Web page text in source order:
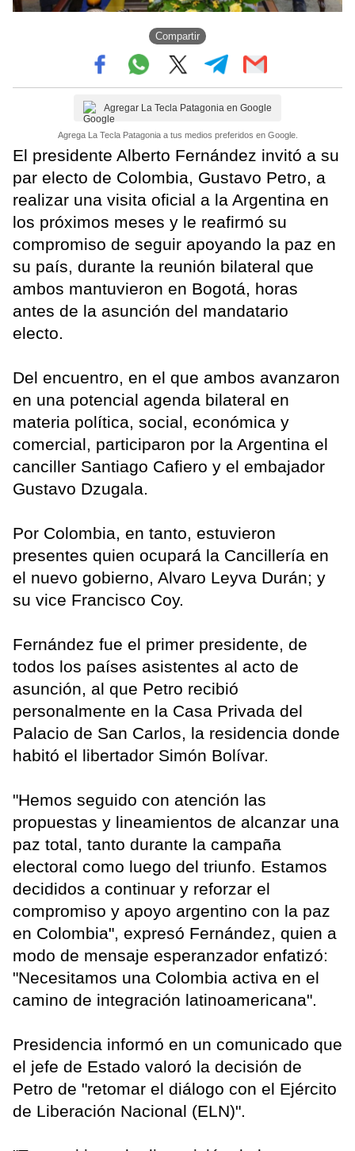
Compartir
Agregar La Tecla Patagonia en Google
Agrega La Tecla Patagonia a tus medios preferidos en Google.
El presidente Alberto Fernández invitó a su
par electo de Colombia, Gustavo Petro, a
realizar una visita oficial a la Argentina en
los próximos meses y le reafirmó su
compromiso de seguir apoyando la paz en
su país, durante la reunión bilateral que
ambos mantuvieron en Bogotá, horas
antes de la asunción del mandatario
electo.
Del encuentro, en el que ambos avanzaron
en una potencial agenda bilateral en
materia política, social, económica y
comercial, participaron por la Argentina el
canciller Santiago Cafiero y el embajador
Gustavo Dzugala.
Por Colombia, en tanto, estuvieron
presentes quien ocupará la Cancillería en
el nuevo gobierno, Alvaro Leyva Durán; y
su vice Francisco Coy.
Fernández fue el primer presidente, de
todos los países asistentes al acto de
asunción, al que Petro recibió
personalmente en la Casa Privada del
Palacio de San Carlos, la residencia donde
habitó el libertador Simón Bolívar.
"Hemos seguido con atención las
propuestas y lineamientos de alcanzar una
paz total, tanto durante la campaña
electoral como luego del triunfo. Estamos
decididos a continuar y reforzar el
compromiso y apoyo argentino con la paz
en Colombia", expresó Fernández, quien a
modo de mensaje esperanzador enfatizó:
"Necesitamos una Colombia activa en el
camino de integración latinoamericana".
Presidencia informó en un comunicado que
el jefe de Estado valoró la decisión de
Petro de "retomar el diálogo con el Ejército
de Liberación Nacional (ELN)".